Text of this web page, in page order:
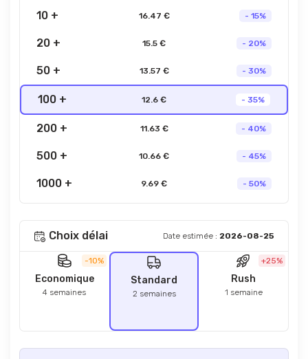
10 + 16.47 € - 15%
20 + 15.5 € - 20%
50 + 13.57 € - 30%
100 + 12.6 € - 35%
200 + 11.63 € - 40%
500 + 10.66 € - 45%
1000 + 9.69 € - 50%
Choix délai Date estimée : 2026-08-25
-10%
Economique
4 semaines
Standard
2 semaines
+25%
Rush
1 semaine